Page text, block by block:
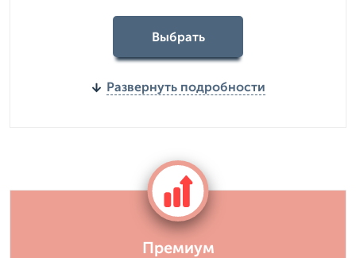
Выбрать
Развернуть подробности
Премиум